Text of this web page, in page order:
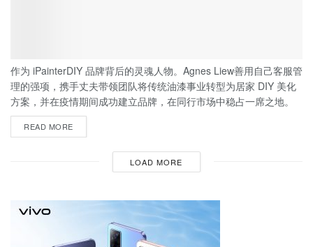
作为 iPainterDIY 品牌背后的灵魂人物。Agnes Liew善用自己客服管
理的强项，携手丈夫带领团队将传统油漆事业转型为居家 DIY 美化
方案，并在疫情期间成功建立品牌，在同行市场中稳占一席之地。
READ MORE
LOAD MORE